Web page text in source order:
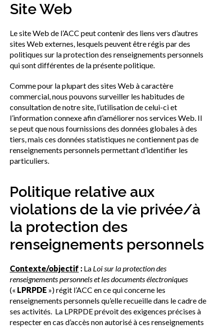
Site Web
Le site Web de l’ACC peut contenir des liens vers d’autres
sites Web externes, lesquels peuvent être régis par des
politiques sur la protection des renseignements personnels
qui sont différentes de la présente politique.
Comme pour la plupart des sites Web à caractère
commercial, nous pouvons surveiller les habitudes de
consultation de notre site, l’utilisation de celui-ci et
l’information connexe afin d’améliorer nos services Web. Il
se peut que nous fournissions des données globales à des
tiers, mais ces données statistiques ne contiennent pas de
renseignements personnels permettant d’identifier les
particuliers.
Politique relative aux
violations de la vie privée/à
la protection des
renseignements personnels
Contexte/objectif : La Loi sur la protection des
renseignements personnels et les documents électroniques
(« LPRPDE ») régit l’ACC en ce qui concerne les
renseignements personnels qu’elle recueille dans le cadre de
ses activités. La LPRPDE prévoit des exigences précises à
respecter en cas d’accès non autorisé à ces renseignements